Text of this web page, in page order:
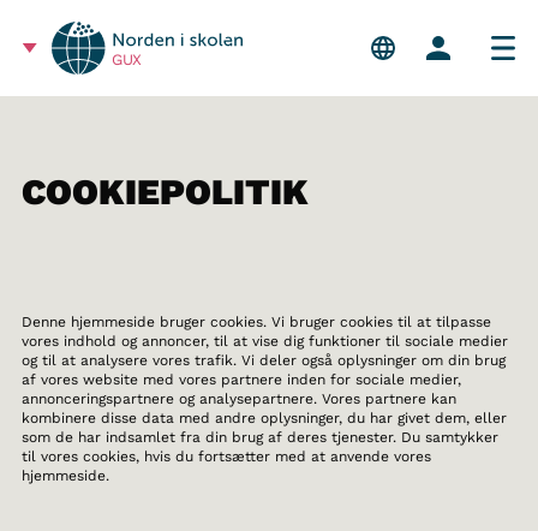
GUX
COOKIEPOLITIK
Denne hjemmeside bruger cookies. Vi bruger cookies til at tilpasse
vores indhold og annoncer, til at vise dig funktioner til sociale medier
og til at analysere vores trafik. Vi deler også oplysninger om din brug
af vores website med vores partnere inden for sociale medier,
annonceringspartnere og analysepartnere. Vores partnere kan
kombinere disse data med andre oplysninger, du har givet dem, eller
som de har indsamlet fra din brug af deres tjenester. Du samtykker
til vores cookies, hvis du fortsætter med at anvende vores
hjemmeside.